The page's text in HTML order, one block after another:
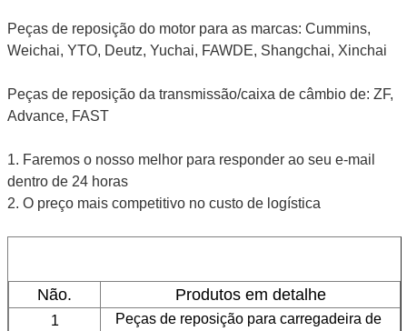
Peças de reposição do motor para as marcas: Cummins,
Weichai, YTO, Deutz, Yuchai, FAWDE, Shangchai, Xinchai
Peças de reposição da transmissão/caixa de câmbio de: ZF,
Advance, FAST
1. Faremos o nosso melhor para responder ao seu e-mail
dentro de 24 horas
2. O preço mais competitivo no custo de logística
Não. Produtos em detalhe
1 Peças de reposição para carregadeira de